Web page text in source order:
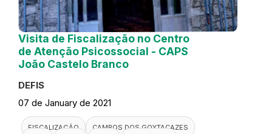
Visita de Fiscalização no Centro
de Atenção Psicossocial - CAPS
João Castelo Branco
DEFIS
07 de January de 2021
FISCALIZAÇÃO
CAMPOS DOS GOYTACAZES